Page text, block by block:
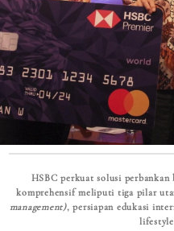
HSBC perkuat solusi perbankan
komprehensif meliputi tiga pilar
management), persiapan edukasi